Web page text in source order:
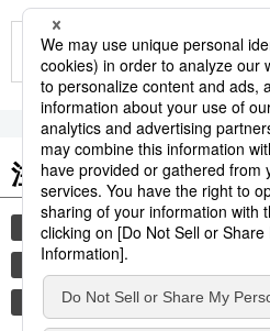
もっと見る
注目のキーワード
共同通信ニュース 気象庁
津波
地震
世界遺産